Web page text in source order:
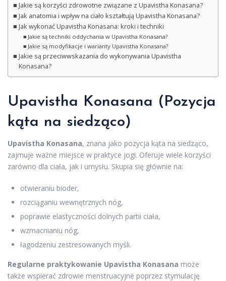
Jakie są korzyści zdrowotne związane z Upavistha Konasana?
Jak anatomia i wpływ na ciało kształtują Upavistha Konasana?
Jak wykonać Upavistha Konasana: kroki i techniki
Jakie są techniki oddychania w Upavistha Konasana?
Jakie są modyfikacje i warianty Upavistha Konasana?
Jakie są przeciwwskazania do wykonywania Upavistha
Konasana?
Upavistha Konasana (Pozycja
kąta na siedząco)
Upavistha Konasana, znana jako pozycja kąta na siedząco,
zajmuje ważne miejsce w praktyce jogi. Oferuje wiele korzyści
zarówno dla ciała, jak i umysłu. Skupia się głównie na:
otwieraniu bioder,
rozciąganiu wewnętrznych nóg,
poprawie elastyczności dolnych partii ciała,
wzmacnianiu nóg,
łagodzeniu zestresowanych myśli.
Regularne praktykowanie Upavistha Konasana może
także wspierać zdrowie menstruacyjne poprzez stymulację